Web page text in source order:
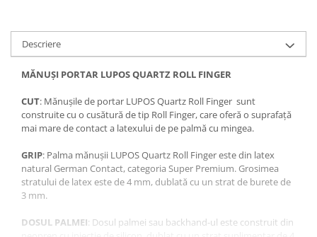
Descriere
MĂNUȘI PORTAR LUPOS QUARTZ ROLL FINGER
CUT: Mănușile de portar LUPOS Quartz Roll Finger sunt
construite cu o cusătură de tip Roll Finger, care oferă o suprafață
mai mare de contact a latexului de pe palmă cu mingea.
GRIP: Palma mănușii LUPOS Quartz Roll Finger este din latex
natural German Contact, categoria Super Premium. Grosimea
stratului de latex este de 4 mm, dublată cu un strat de burete de
3 mm.
DOSUL PALMEI: Dosul palmei sau backhand-ul este construit din